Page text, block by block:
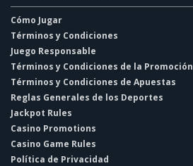
Cómo Jugar
Términos y Condiciones
Juego Responsable
Términos y Condiciones de la Promoción
Términos y Condiciones de Apuestas
Reglas Generales de los Deportes
Jackpot Rules
Casino Promotions
Casino Game Rules
Política de Privacidad